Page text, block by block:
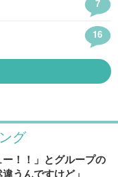
グ
！！」とグループの
うんですけど」